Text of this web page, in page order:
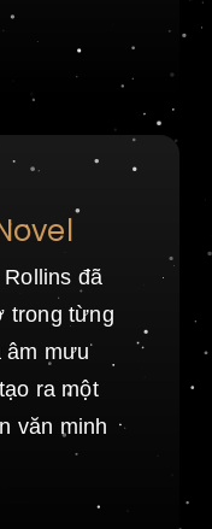
đã
trong từng
âm mưu
ra một
văn minh